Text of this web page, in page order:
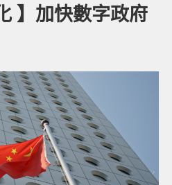
】加快數字政府